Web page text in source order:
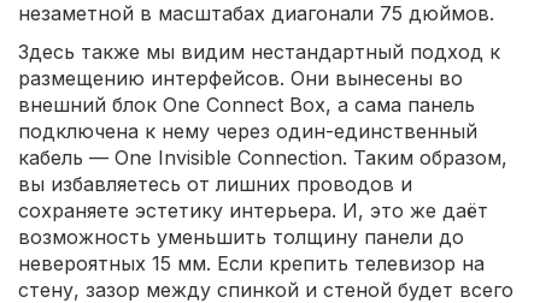
незаметной в масштабах диагонали 75 дюймов.
Здесь также мы видим нестандартный подход к
размещению интерфейсов. Они вынесены во
внешний блок One Connect Box, а сама панель
подключена к нему через один-единственный
кабель — One Invisible Connection. Таким образом,
вы избавляетесь от лишних проводов и
сохраняете эстетику интерьера. И, это же даёт
возможность уменьшить толщину панели до
невероятных 15 мм. Если крепить телевизор на
стену, зазор между спинкой и стеной будет всего